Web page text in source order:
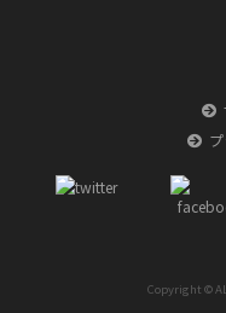
Copyright ©